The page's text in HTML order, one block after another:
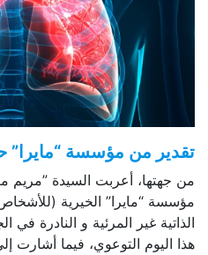
تقدير من مؤسسة “مايرا”
من جهتها، أعربت السيدة ”مريم
مؤسسة “مايرا” الخيرية
الذاتية غير المرئية و النادرة
هذا اليوم التوعوي، فيما أشارت